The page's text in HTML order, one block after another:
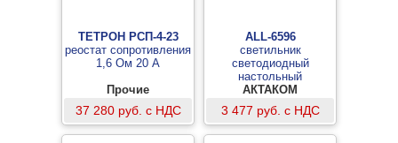
ТЕТРОН РСП-4-23
реостат сопротивления
1,6 Ом 20 А
Прочие
37 280 руб. с НДС
ALL-6596
светильник
светодиодный
настольный
АКТАКОМ
3 477 руб. с НДС